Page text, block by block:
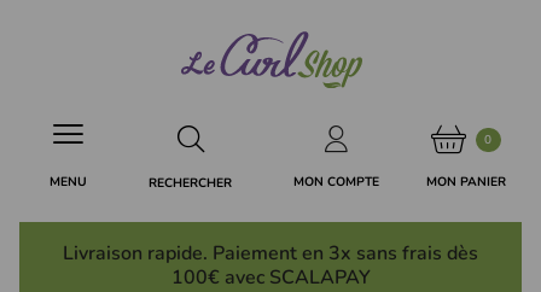
MON COMPTE
0
MON PANIER
RECHERCHER
MENU
Livraison rapide. Paiement en 3x sans frais dès
100€ avec SCALAPAY